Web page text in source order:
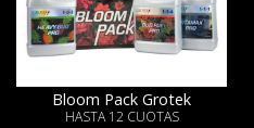
Bloom Pack Grotek
HASTA 12 CUOTAS